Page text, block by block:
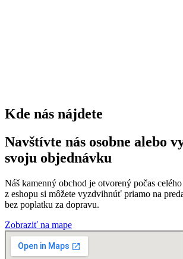
Kde nás nájdete
Navštívte nás osobne alebo
svoju objednávku
Náš kamenný obchod je otvorený počas
z eshopu si môžete vyzdvihnúť priamo na
bez poplatku za dopravu.
Zobraziť na mape